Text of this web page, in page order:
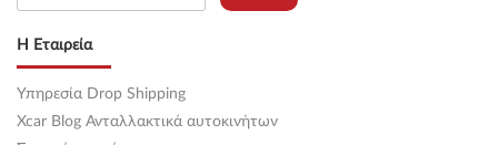
Η Εταιρεία
Υπηρεσία Drop Shipping
Xcar Blog Ανταλλακτικά αυτοκινήτων